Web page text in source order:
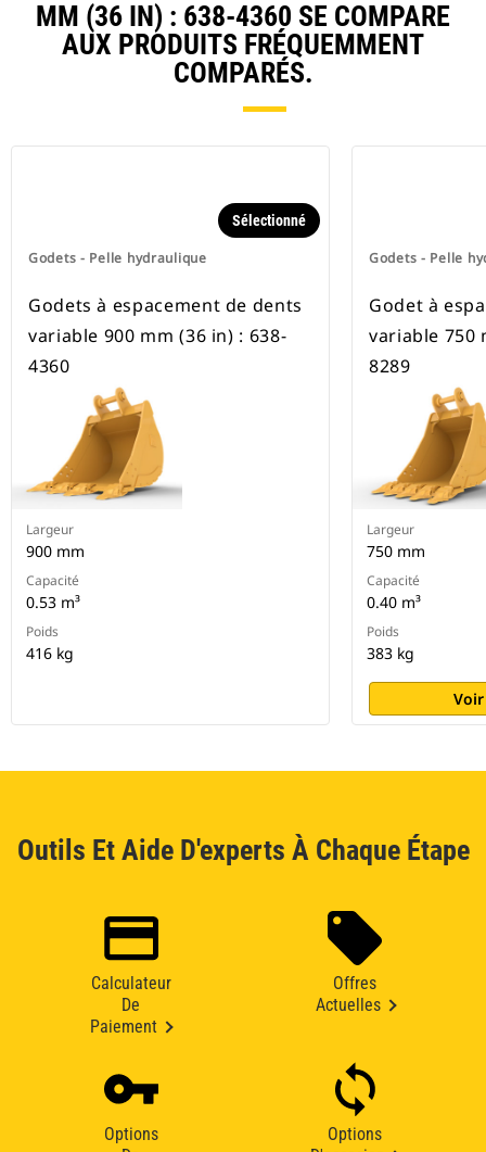
MM (36 IN) : 638-4360 SE COMPARE
AUX PRODUITS FRÉQUEMMENT
COMPARÉS.
Godets - Pelle hydraulique
Sélectionné
Godets à espacement de dents
variable 900 mm (36 in) : 638-
4360
Largeur
900 mm
Capacité
0.53 m³
Poids
416 kg
Godets - Pelle
Godet à
variable 750
8289
Largeur
750 mm
Capacité
0.40 m³
Poids
383 kg
Outils Et Aide D'experts À Chaque Étape
Calculateur
De
Paiement
Offres
Actuelles
Options
Options